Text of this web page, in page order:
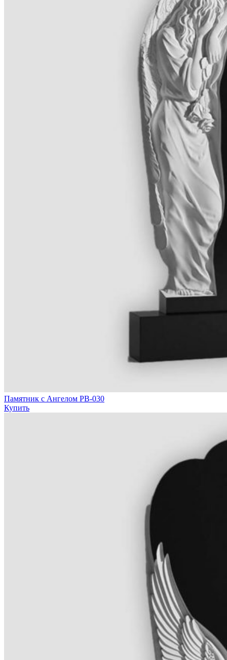
Памятник с Ангелом РВ-030
Купить